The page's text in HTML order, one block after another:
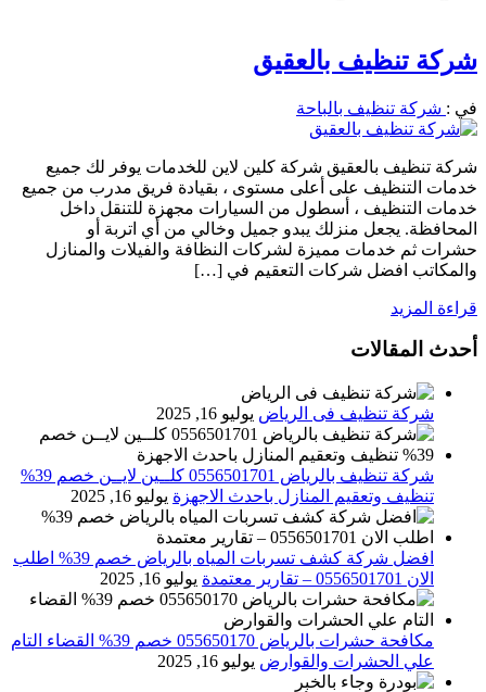
شركة تنظيف بالعقيق
في : شركة تنظيف بالباحة
شركة تنظيف بالعقيق شركة كلين لاين للخدمات يوفر لك جميع
خدمات التنظيف على أعلى مستوى ، بقيادة فريق مدرب من جميع
خدمات التنظيف ، أسطول من السيارات مجهزة للتنقل داخل
المحافظة. يجعل منزلك يبدو جميل وخالي من أي اتربة أو
حشرات ثم خدمات مميزة لشركات النظافة والفيلات والمنازل
والمكاتب افضل شركات التعقيم في […]
قراءة المزيد
أحدث المقالات
شركة تنظيف فى الرياض يوليو 16, 2025
شركة تنظيف بالرياض 0556501701 كلــين لايــن خصم 39%
تنظيف وتعقيم المنازل باحدث الاجهزة يوليو 16, 2025
افضل شركة كشف تسربات المياه بالرياض خصم 39% اطلب
الان 0556501701‬‏ – تقارير معتمدة
يوليو 16, 2025
مكافحة حشرات بالرياض 055650170 خصم 39% القضاء التام
علي الحشرات والقوارض يوليو 16, 2025